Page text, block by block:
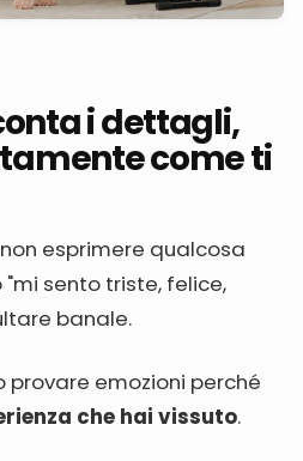
i dettagli,
come ti
esprimere qualcosa
sento triste, felice,
banale.
provare emozioni perché
che hai vissuto.